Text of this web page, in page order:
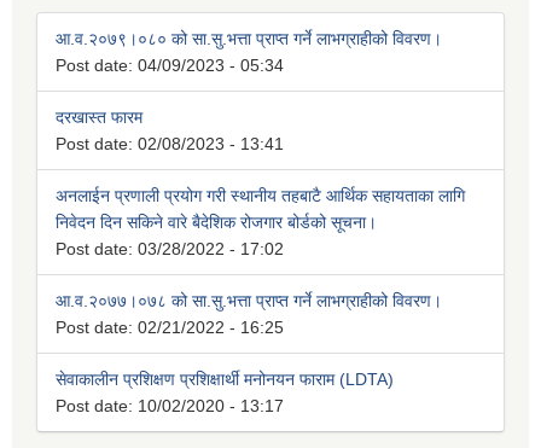
आ.व.२०७९।०८० को सा.सु.भत्ता प्राप्त गर्ने लाभग्राहीको विवरण।
Post date: 04/09/2023 - 05:34
दरखास्त फारम
Post date: 02/08/2023 - 13:41
अनलाईन प्रणाली प्रयोग गरी स्थानीय तहबाटै आर्थिक सहायताका लागि
निवेदन दिन सकिने वारे बैदेशिक रोजगार बोर्डको सूचना।
Post date: 03/28/2022 - 17:02
आ.व.२०७७।०७८ को सा.सु.भत्ता प्राप्त गर्ने लाभग्राहीको विवरण।
Post date: 02/21/2022 - 16:25
सेवाकालीन प्रशिक्षण प्रशिक्षार्थी मनोनयन फाराम (LDTA)
Post date: 10/02/2020 - 13:17